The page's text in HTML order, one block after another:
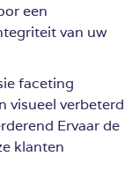
een
van uw
faceting
visueel verbeterd
Ervaar de
klanten